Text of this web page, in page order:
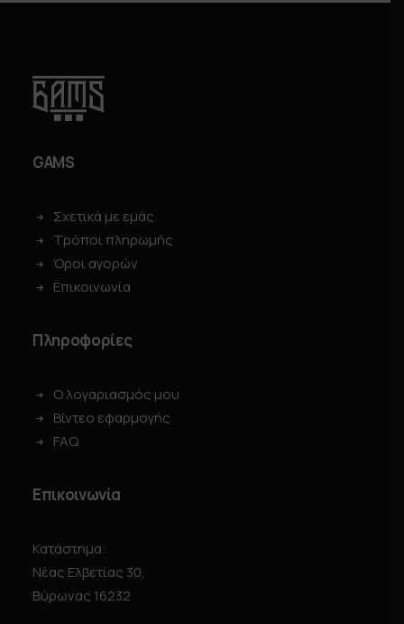
GAMS
Σχετικά με εμάς
Τρόποι πληρωμής
Όροι αγορών
Επικοινωνία
Πληροφορίες
Ο λογαριασμός μου
Βίντεο εφαρμογής
FAQ
Επικοινωνία
Κατάστημα:
Νέας Ελβετίας 30,
Βύρωνας 16232